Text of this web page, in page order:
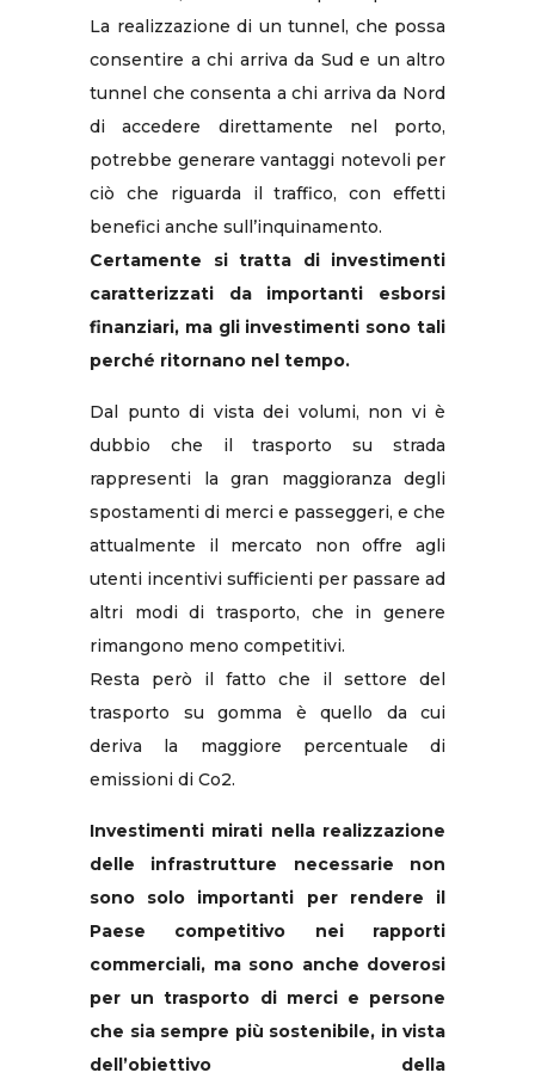
La realizzazione di un tunnel, che possa
consentire a chi arriva da Sud e un altro
tunnel che consenta a chi arriva da Nord
di accedere direttamente nel porto,
potrebbe generare vantaggi notevoli per
ciò che riguarda il traffico, con effetti
benefici anche sull’inquinamento.
Certamente si tratta di investimenti
caratterizzati da importanti esborsi
finanziari, ma gli investimenti sono tali
perché ritornano nel tempo.
Dal punto di vista dei volumi, non vi è
dubbio che il trasporto su strada
rappresenti la gran maggioranza degli
spostamenti di merci e passeggeri, e che
attualmente il mercato non offre agli
utenti incentivi sufficienti per passare ad
altri modi di trasporto, che in genere
rimangono meno competitivi.
Resta però il fatto che il settore del
trasporto su gomma è quello da cui
deriva la maggiore percentuale di
emissioni di Co2.
Investimenti mirati nella realizzazione
delle infrastrutture necessarie non
sono solo importanti per rendere il
Paese competitivo nei rapporti
commerciali, ma sono anche doverosi
per un trasporto di merci e persone
che sia sempre più sostenibile, in vista
dell’obiettivo della